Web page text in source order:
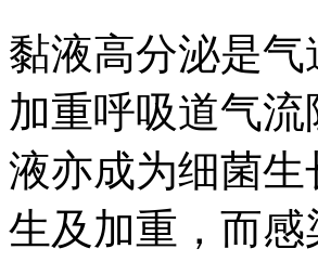
黏液高分泌是气
加重呼吸道气流
液亦成为细菌生
生及加重，